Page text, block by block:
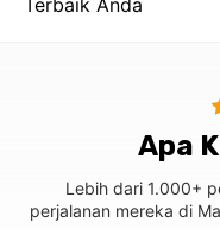
Apa
Lebih dari 1.000+
perjalanan mereka di